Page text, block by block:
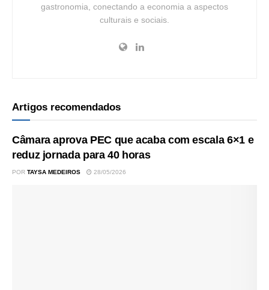
gastronomia, conectando a economia a aspectos
culturais e sociais.
Artigos recomendados
Câmara aprova PEC que acaba com escala 6×1 e
reduz jornada para 40 horas
POR TAYSA MEDEIROS 28/05/2026